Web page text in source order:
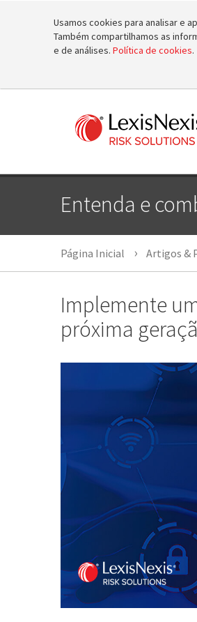
Usamos cookies para analisar e
Também compartilhamos as
e de análises. Política de cookies.
Entenda e
Página Inicial Artigos &
Implemente
próxima